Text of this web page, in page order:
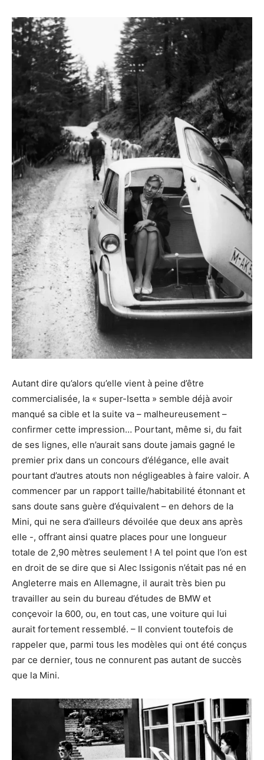
Autant dire qu’alors qu’elle vient à peine d’être
commercialisée, la « super-Isetta » semble déjà avoir
manqué sa cible et la suite va – malheureusement –
confirmer cette impression… Pourtant, même si, du fait
de ses lignes, elle n’aurait sans doute jamais gagné le
premier prix dans un concours d’élégance, elle avait
pourtant d’autres atouts non négligeables à faire valoir. A
commencer par un rapport taille/habitabilité étonnant et
sans doute sans guère d’équivalent – en dehors de la
Mini, qui ne sera d’ailleurs dévoilée que deux ans après
elle -, offrant ainsi quatre places pour une longueur
totale de 2,90 mètres seulement ! A tel point que l’on est
en droit de se dire que si Alec Issigonis n’était pas né en
Angleterre mais en Allemagne, il aurait très bien pu
travailler au sein du bureau d’études de BMW et
conçevoir la 600, ou, en tout cas, une voiture qui lui
aurait fortement ressemblé. – Il convient toutefois de
rappeler que, parmi tous les modèles qui ont été conçus
par ce dernier, tous ne connurent pas autant de succès
que la Mini.